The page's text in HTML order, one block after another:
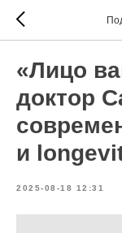
«Лицо
доктор
и
2025-08-18 12:31